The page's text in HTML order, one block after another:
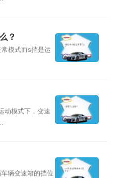
？
模式而s挡是运
动模式下，变速
辆变速箱的挡位